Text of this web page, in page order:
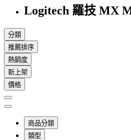
Logitech 羅技 MX
分類
推薦排序
熱銷度
新上架
價格
商品分類
類型